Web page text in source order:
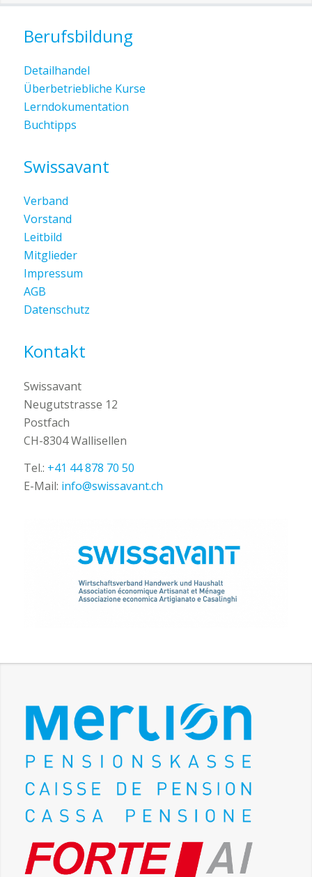
Berufsbildung
Detailhandel
Überbetriebliche Kurse
Lerndokumentation
Buchtipps
Swissavant
Verband
Vorstand
Leitbild
Mitglieder
Impressum
AGB
Datenschutz
Kontakt
Swissavant
Neugutstrasse 12
Postfach
CH-8304 Wallisellen
Tel.: +41 44 878 70 50
E-Mail: info@swissavant.ch